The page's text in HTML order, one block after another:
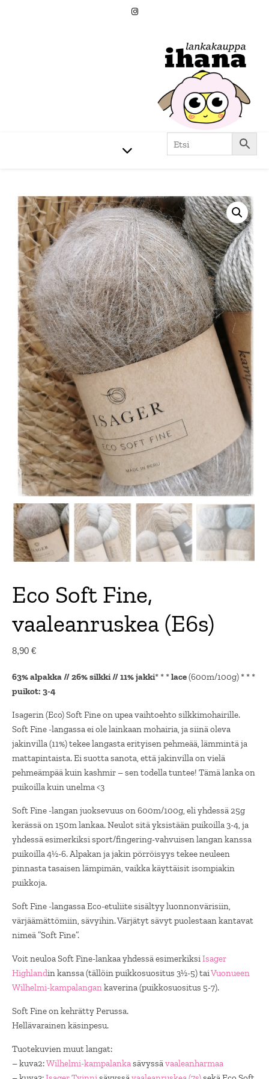
Eco Soft Fine,
vaaleanruskea (E6s)
8,90 €
63% alpakka // 26% silkki // 11% jakki* * *lace(600m/100g) * * *
puikot: 3-4
Isagerin (Eco) Soft Fine on upea vaihtoehto silkkimohairille.
Soft Fine -langassa ei ole lainkaan mohairia, ja siinä oleva
jakinvilla (11%) tekee langasta erityisen pehmeää, lämmintä ja
mattapintaista. Ei suotta sanota, että jakinvilla on vielä
pehmeämpää kuin kashmir – sen todella tuntee! Tämä lanka on
puikoilla kuin unelma <3
Soft Fine -langan juoksevuus on 600m/100g, eli yhdessä 25g
kerässä on 150m lankaa. Neulot sitä yksistään puikoilla 3-4, ja
yhdessä esimerkiksi sport/fingering-vahvuisen langan kanssa
puikoilla 4½-6. Alpakan ja jakin pörröisyys tekee neuleen
pinnasta tasaisen lämpimän, vaikka käyttäisit isompiakin
puikkoja.
Soft Fine -langassa Eco-etuliite sisältyy luonnonvärisiin,
värjäämättömiin, sävyihin. Värjätyt sävyt puolestaan kantavat
nimeä ”Soft Fine”.
Voit neuloa Soft Fine-lankaa yhdessä esimerkiksiIsager
Highlandin kanssa (tällöin puikkosuositus 3½-5) taiVuonueen
Wilhelmi-kampalangankaverina (puikkosuositus 5-7).
Soft Fine on kehrätty Perussa.
Hellävarainen käsinpesu.
Tuotekuvien muut langat:
– kuva2:Wilhelmi-kampalankasävyssävaaleanharmaa